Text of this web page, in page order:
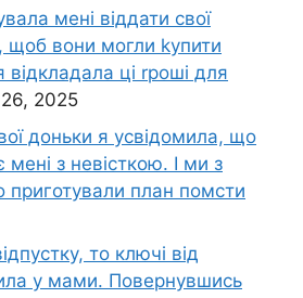
мені віддати свої
щоб вони могли kупити
ці rроші для
2025
доньки я усвідомила, що
мені з невісткою. І ми з
приготували план помсти
то ключі від
у мами. Повернувшись